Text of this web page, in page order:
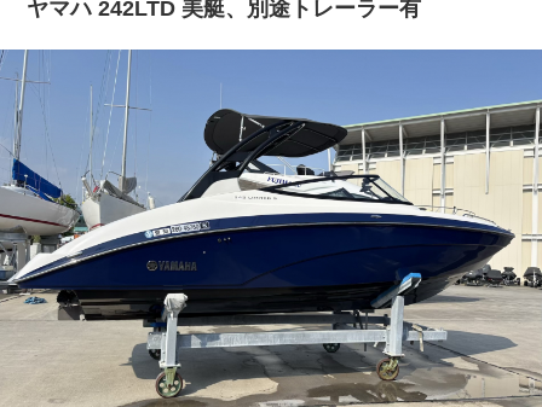
ヤマハ 242LTD 美艇、別途トレーラー有